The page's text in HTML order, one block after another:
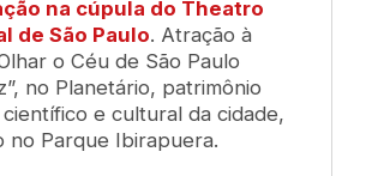
na cúpula do Theatro
de São Paulo. Atração à
o Céu de São Paulo
no Planetário, patrimônio
e cultural da cidade,
no Parque Ibirapuera.